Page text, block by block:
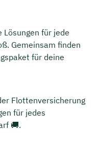
für jede
Gemeinsam finden
für deine
Flottenversicherung
für jedes
🚚.